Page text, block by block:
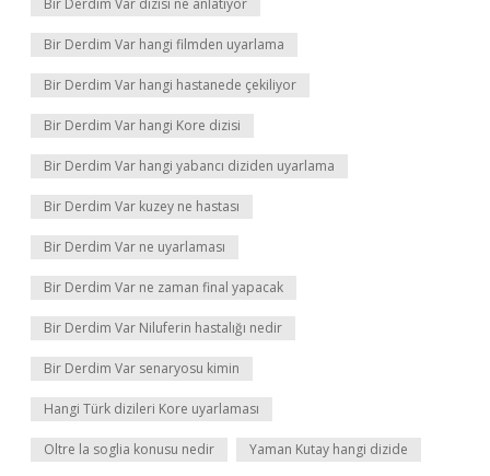
Bir Derdim Var dizisi ne anlatıyor
Bir Derdim Var hangi filmden uyarlama
Bir Derdim Var hangi hastanede çekiliyor
Bir Derdim Var hangi Kore dizisi
Bir Derdim Var hangi yabancı diziden uyarlama
Bir Derdim Var kuzey ne hastası
Bir Derdim Var ne uyarlaması
Bir Derdim Var ne zaman final yapacak
Bir Derdim Var Niluferin hastalığı nedir
Bir Derdim Var senaryosu kimin
Hangi Türk dizileri Kore uyarlaması
Oltre la soglia konusu nedir Yaman Kutay hangi dizide